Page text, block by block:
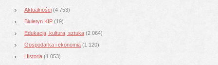
Aktualności (4 753)
Biuletyn KIP (19)
Edukacja, kultura, sztuka (2 064)
Gospodarka i ekonomia (1 120)
Historia (1 053)